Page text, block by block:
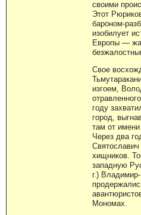
своими
Этот
бароном-
изобилует
Европы —
Свое
изгоем,
году
город,
там от имени
Через два
хищников.
западную
г.)
Мономах.